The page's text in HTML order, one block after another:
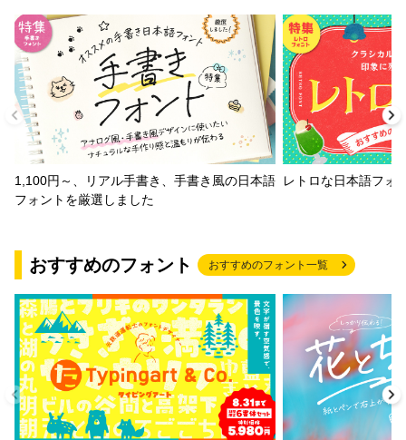
1,100円～、リアル手書き、手書き風の日本語
フォントを厳選しました
レトロな日本語フォ
おすすめのフォント おすすめのフォント一覧